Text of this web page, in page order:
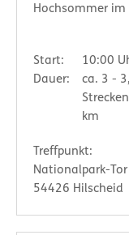
Hochsommer
Start:
10:00
Dauer:
ca. 3 -
km
Treffpunkt:
Nationalpark-Tor
54426 Hilscheid